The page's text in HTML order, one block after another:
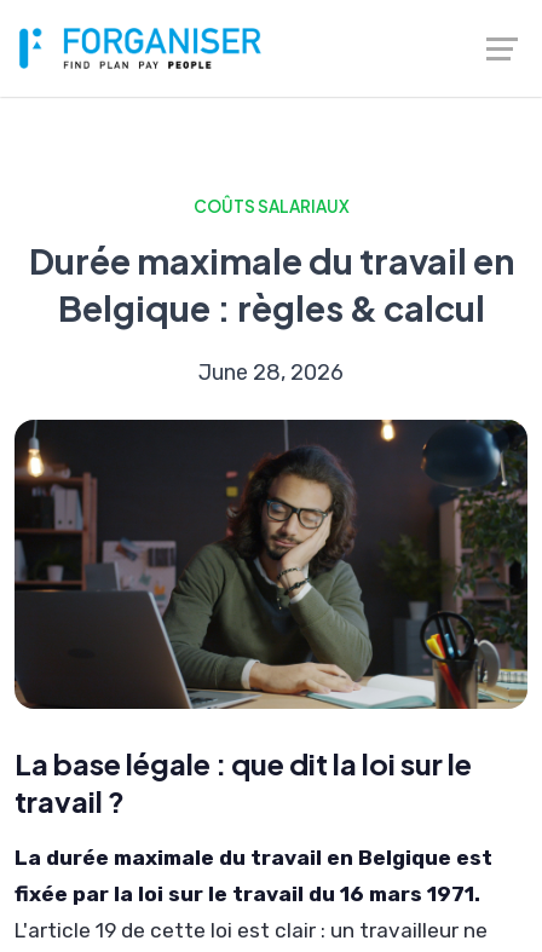
COÛTS SALARIAUX
Durée maximale du travail en
Belgique : règles & calcul
June 28, 2026
La base légale : que dit la loi sur le
travail ?
La durée maximale du travail en Belgique est
fixée par la loi sur le travail du 16 mars 1971.
L'article 19 de cette loi est clair : un travailleur ne